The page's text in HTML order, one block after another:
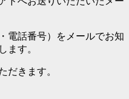
電話番号）をメールでお知
ます。
だきます。